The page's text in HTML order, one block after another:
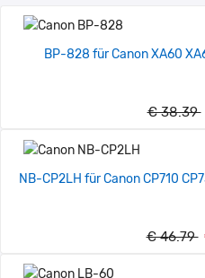
BP-828 für Canon XA60
€ 38.39
NB-CP2LH für Canon CP710
€ 46.79